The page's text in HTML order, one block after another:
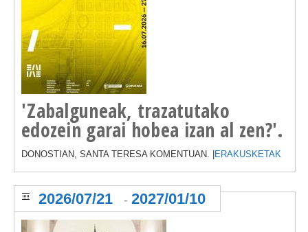
'Zabalguneak, trazatutako
edozein garai hobea izan al zen?'.
DONOSTIAN, SANTA TERESA KOMENTUAN. | ERAKUSKETAK
2026/07/21 - 2027/01/10